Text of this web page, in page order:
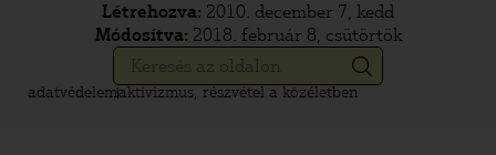
Létrehozva: 2010. december 7, kedd
Módosítva: 2018. február 8, csütörtök
adatvédelemaktivizmus, részvétel a közéletben